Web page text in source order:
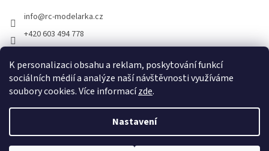
K personalizaci obsahu a reklam, poskytování funkcí
sociálních médií a analýze naší návštěvnosti využíváme
soubory cookies. Více informacízde.
Nastavení
info@rc-modelarka.cz
+420 603 494 778
jino_hk